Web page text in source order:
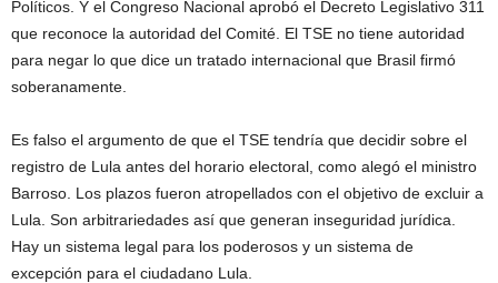
Políticos. Y el Congreso Nacional aprobó el Decreto Legislativo 311
que reconoce la autoridad del Comité. El TSE no tiene autoridad
para negar lo que dice un tratado internacional que Brasil firmó
soberanamente.
Es falso el argumento de que el TSE tendría que decidir sobre el
registro de Lula antes del horario electoral, como alegó el ministro
Barroso. Los plazos fueron atropellados con el objetivo de excluir a
Lula. Son arbitrariedades así que generan inseguridad jurídica.
Hay un sistema legal para los poderosos y un sistema de
excepción para el ciudadano Lula.